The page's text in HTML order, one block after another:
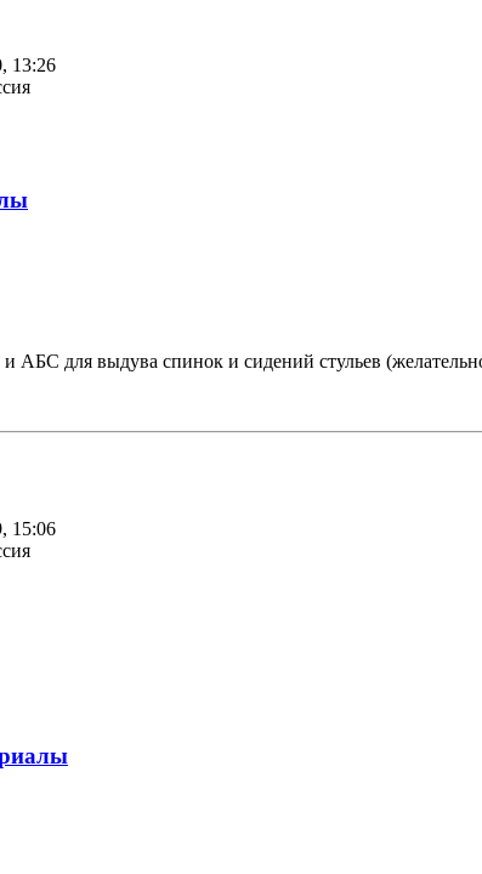
13:26
для выдува спинок и сидений стульев
15:06